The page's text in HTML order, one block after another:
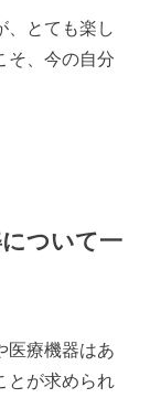
、とても楽し
そ、今の自分
ついて一
医療機器はあ
とが求められ